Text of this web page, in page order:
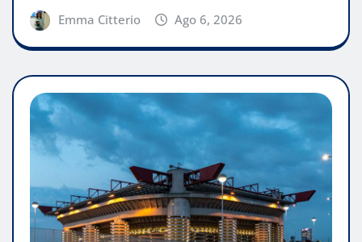
Emma Citterio Ago 6, 2026